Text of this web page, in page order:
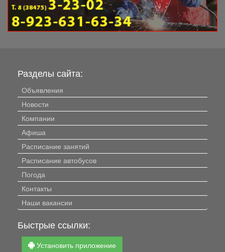
Разделы сайта:
Объявления
Новости
Компании
Афиша
Расписание занятий
Расписание автобусов
Погода
Контакты
Наши вакансии
Быстрые ссылки:
Установить приложение